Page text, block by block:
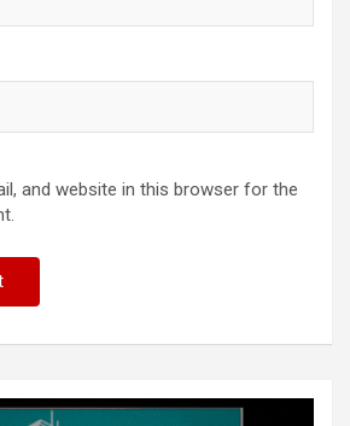
and website in this browser for the